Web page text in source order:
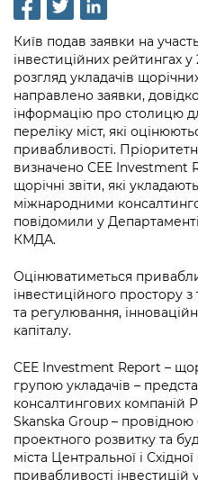
Рішення та
Проєкти
перебувають на
Рішення Київради
Контактна інформація
Графік роботи та
Вакансії
Звернення громадян
Регуляторна діяльність
Промисловість і
Підприємства,
Kyiv International
Освіта та навчальні
Дороги, транспорт та
Навколишнє
Містобудування та
Культура, спорт,
Бізнес та ліцензування
Фінанси та бюджет
Безпека та
Ритуальні послуги
Пам'ятки культурної
Портал Захисників та
Безбар'єрність
Громадська експертиза
Громадський бюджет
Консультації з
Громадська рада
Петиції
Відкритий бюджет
Контактний центр
Допомога учасникам
Рада з питань
осіб при Київській
адміністрації
«Ініціатива
Уряд» – місцевий
Важливе під час
Інформація з
Подати запит онлайн
Проекти нормативно-
інших актів
Нормативна база
Питання і відповіді
інформацію
Порядок оскарження
бездіяльності
Звіти про опрацювання
Інформація для
Про відкриті дані
Портал даних Києва
Медіагалерея
Підписатися на
КМДА / Subscribe to
from the KCSA
Порядок акредитації
Accreditation process
Подати
Submitting a media
Зйомки в лікарнях в
стану / Rules for
hospitals at work
Контакти для медіа /
Портал Послуг
Київ подав заявки на
інвестиційних рейтингах
розгляд укладачів
направлено заявки,
інформацію про столицю
переліку міст, які
привабливості.
визначено CEE Investment
щорічні звіти, які
міжнародними
повідомили у
КМДА.
Оцінюватиметься
інвестиційного простору
та регулювання,
капіталу.
CEE Investment Report –
групою укладачів –
консалтингових компаній
Skanska Group –
проектного розвитку та
міста Центральної і
привабливості інвестицій